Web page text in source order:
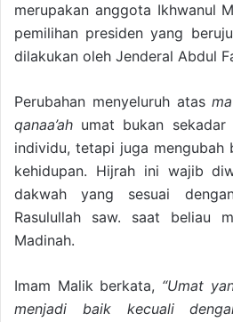
merupakan anggota Ikhwanul
pemilihan presiden yang
dilakukan oleh Jenderal Abdul
Perubahan menyeluruh atas
qanaa’ah umat bukan sekadar
individu, tetapi juga mengubah
kehidupan. Hijrah ini wajib
dakwah yang sesuai
Rasulullah saw. saat beliau
Madinah.
Imam Malik berkata, “Umat
menjadi baik kecuali